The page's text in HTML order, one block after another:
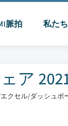
脈拍 私た
ア
エクセル/ダッシュ